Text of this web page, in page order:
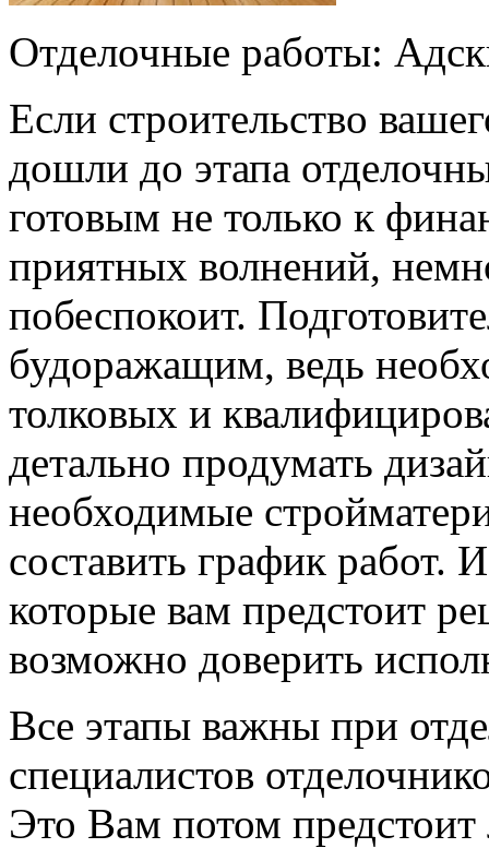
Отделочные работы:
Если строительство
дошли до этапа
готовым не только к
приятных волнений,
побеспокоит.
будоражащим, ведь
толковых и
детально продумать
необходимые
составить график работ.
которые вам предстоит
возможно доверить
Все этапы важны при
специалистов
Это Вам потом предстоит